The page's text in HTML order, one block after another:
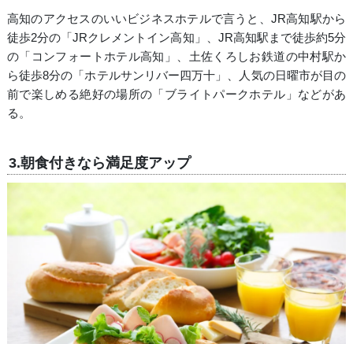
高知のアクセスのいいビジネスホテルで言うと、JR高知駅から
徒歩2分の「JRクレメントイン高知」、JR高知駅まで徒歩約5分
の「コンフォートホテル高知」、土佐くろしお鉄道の中村駅か
ら徒歩8分の「ホテルサンリバー四万十」、人気の日曜市が目の
前で楽しめる絶好の場所の「ブライトパークホテル」などがあ
る。
3.朝食付きなら満足度アップ